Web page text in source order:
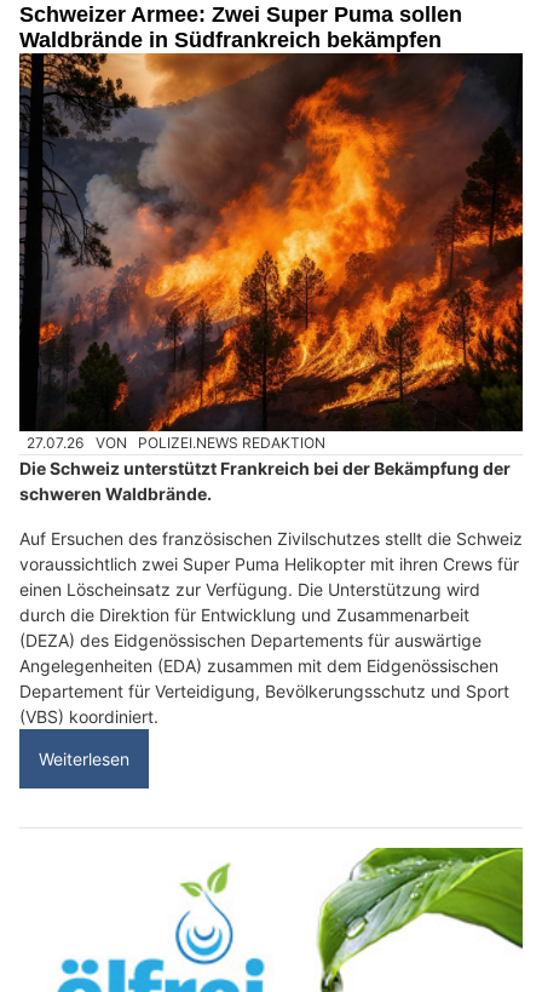
Schweizer Armee: Zwei Super Puma sollen
Waldbrände in Südfrankreich bekämpfen
27.07.26 VON POLIZEI.NEWS REDAKTION
Die Schweiz unterstützt Frankreich bei der Bekämpfung der
schweren Waldbrände.
Auf Ersuchen des französischen Zivilschutzes stellt die Schweiz
voraussichtlich zwei Super Puma Helikopter mit ihren Crews für
einen Löscheinsatz zur Verfügung. Die Unterstützung wird
durch die Direktion für Entwicklung und Zusammenarbeit
(DEZA) des Eidgenössischen Departements für auswärtige
Angelegenheiten (EDA) zusammen mit dem Eidgenössischen
Departement für Verteidigung, Bevölkerungsschutz und Sport
(VBS) koordiniert.
Weiterlesen